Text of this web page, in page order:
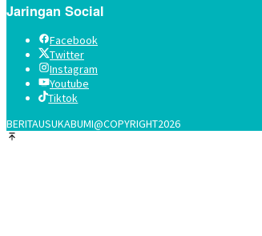
Jaringan Social
Facebook
Twitter
Instagram
Youtube
Tiktok
BERITAUSUKABUMI@COPYRIGHT2026